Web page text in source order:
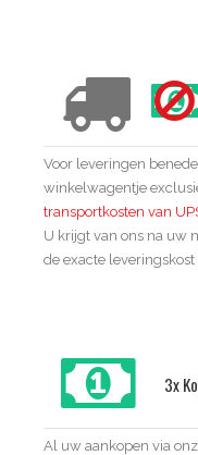
Delivery Conditions
Voor leveringen
winkelwagentje
transportkosten van
U krijgt van ons na uw
de exacte
3x
Al uw aankopen via